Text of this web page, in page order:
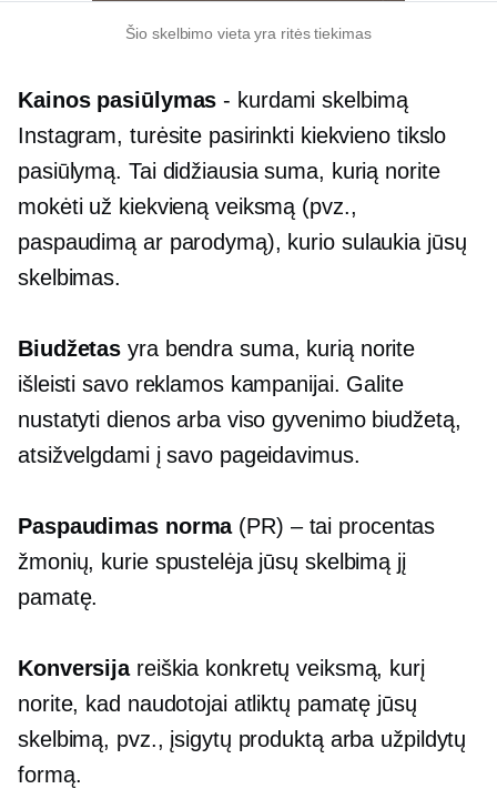
Šio skelbimo vieta yra ritės tiekimas
Kainos pasiūlymas - kurdami skelbimą
Instagram, turėsite pasirinkti kiekvieno tikslo
pasiūlymą. Tai didžiausia suma, kurią norite
mokėti už kiekvieną veiksmą (pvz.,
paspaudimą ar parodymą), kurio sulaukia jūsų
skelbimas.
Biudžetas yra bendra suma, kurią norite
išleisti savo reklamos kampanijai. Galite
nustatyti dienos arba viso gyvenimo biudžetą,
atsižvelgdami į savo pageidavimus.
Paspaudimasnorma(PR) – tai procentas
žmonių, kurie spustelėja jūsų skelbimą jį
pamatę.
Konversijareiškia konkretų veiksmą, kurį
norite, kad naudotojai atliktų pamatę jūsų
skelbimą, pvz., įsigytų produktą arba užpildytų
formą.